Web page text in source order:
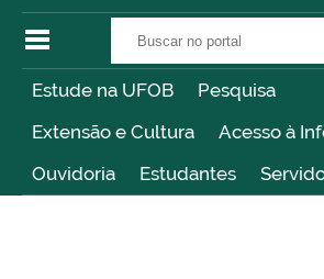
Estude na UFOB
Pesquisa
Extensão e Cultura
Acesso à
Ouvidoria
Estudantes